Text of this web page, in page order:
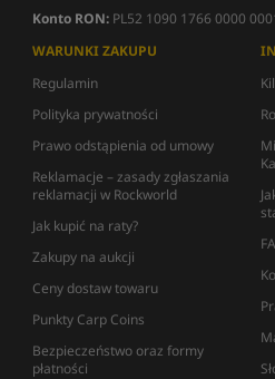
Konto RON: PL52 1090 1766 0000
WARUNKI ZAKUPU
Regulamin
Polityka prywatności
Prawo odstąpienia od umowy
Reklamacje – zasady zgłaszania
reklamacji w Rockworld
Jak kupić na raty?
Zakupy na aukcji
Ceny dostaw towaru
Punkty Carp Coins
Bezpieczeństwo oraz formy
płatności